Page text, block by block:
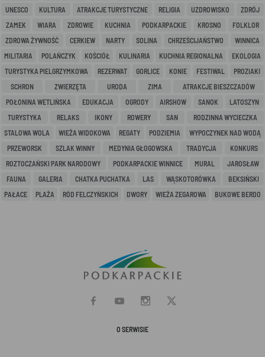
UNESCO
KULTURA ATRAKCJE TURYSTYCZNE RELIGIA UZDROWISKO
ZDRÓJ
ZAMEK
WIARA ZDROWIE KUCHNIA PODKARPACKIE KROSNO
FOLKLOR
ZDROWA ŻYWNOŚĆ
CERKIEW NARTY SOLINA CHRZEŚCIJAŃSTWO
WINNICA
MILITARIA
POLAŃCZYK KOŚCIÓŁ KULINARIA KUCHNIA REGIONALNA
EKOLOGIA
TURYSTYKA PIELGRZYMKOWA
REZERWAT GORLICE KONIE FESTIWAL
PROZIAKI
SCHRON
ZWIERZĘTA URODA ZIMA
ATRAKCJE BIESZCZADÓW
POŁONINA WETLIŃSKA
EDUKACJA OGRODY AIRSHOW SANOK
LATOSZYN
TURYSTYKA
RELAKS IKONY ROWERY SAN
RODZINNA WYCIECZKA
STALOWA WOLA
WIEŻA WIDOKOWA REGATY PODZIEMIA
WYPOCZYNEK NAD WODĄ
PRZEWORSK
SZLAK WINNY MEDYNIA GŁOGOWSKA TRADYCJA
KONKURS
ROZTOCZAŃSKI PARK NARODOWY
PODKARPACKIE WINNICE MURAL
JAROSŁAW
FAUNA
GALERIA CHATKA PUCHATKA LAS WĄSKOTORÓWKA
BEKSIŃSKI
PAŁACE
PLAŻA RÓD FELCZYŃSKICH DWORY WIEŻA ZEGAROWA BUKOWE BERDO
O SERWISIE